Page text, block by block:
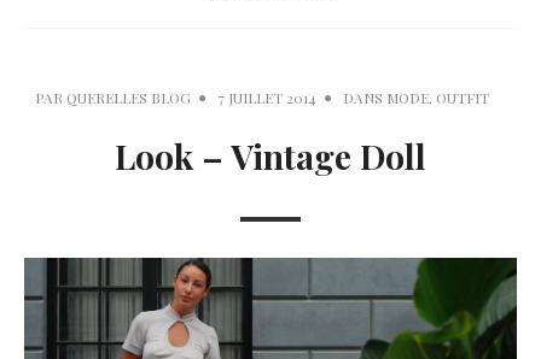
PAR QUERELLES BLOG 7 JUILLET 2014 DANS MODE, OUTFIT
Look – Vintage Doll